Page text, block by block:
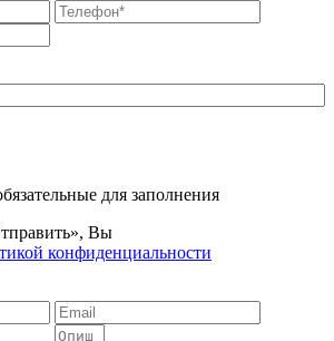
для заполнения
Вы
конфиденциальности